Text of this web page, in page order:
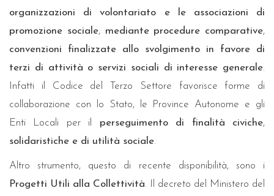
organizzazioni di volontariato e le associazioni di
promozione sociale, mediante procedure comparative,
convenzioni finalizzate allo svolgimento in favore di
terzi di attività o servizi sociali di interesse generale.
Infatti il Codice del Terzo Settore favorisce forme di
collaborazione con lo Stato, le Province Autonome e gli
Enti Locali per il perseguimento di finalità civiche,
solidaristiche e di utilità sociale.
Altro strumento, questo di recente disponibilità, sono i
Progetti Utili alla Collettività. Il decreto del Ministero del